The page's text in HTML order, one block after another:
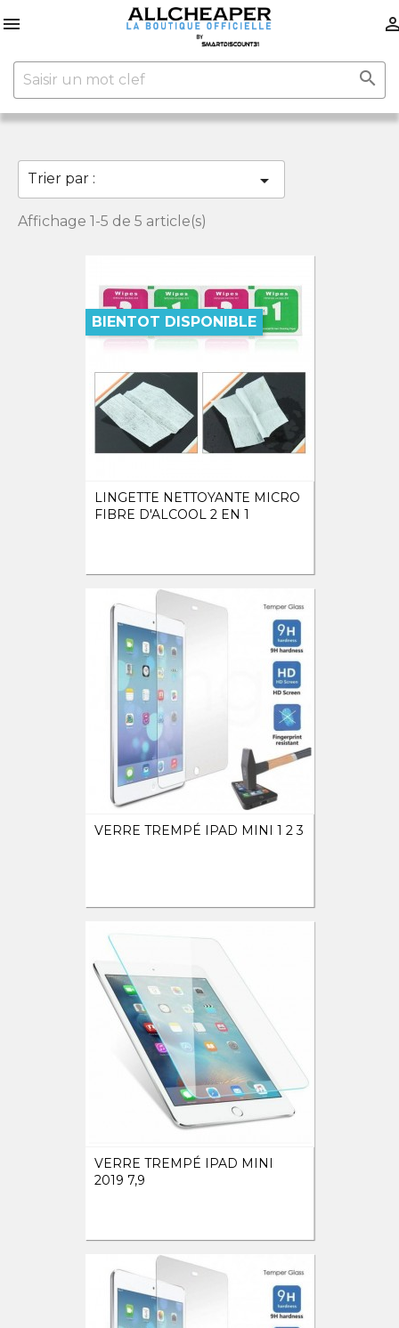


Trier par : 
Affichage 1-5 de 5 article(s)
LINGETTE NETTOYANTE MICRO
FIBRE D'ALCOOL 2 EN 1
BIENTOT DISPONIBLE
VERRE TREMPÉ IPAD MINI 1 2 3
VERRE TREMPÉ IPAD MINI
2019 7,9